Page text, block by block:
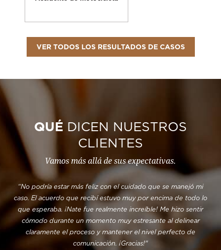
VER TODOS LOS RESULTADOS DE CASOS
QUÉ DICEN NUESTROS
CLIENTES
Vamos más allá de sus expectativas.
“No podría estar más feliz con el cuidado que se manejó mi
caso. El acuerdo que recibí estuvo muy por encima de todo lo
que esperaba. ¡Nate fue realmente increíble! Me hizo sentir
cómodo durante un momento muy estresante al delinear
claramente el proceso y mantener el nivel perfecto de
comunicación. ¡Gracias!"